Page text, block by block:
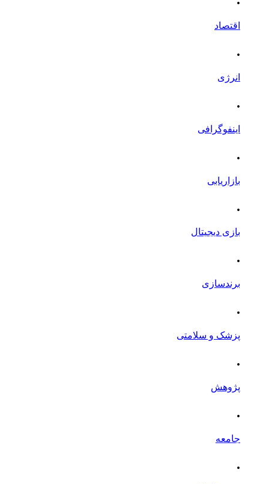
اقتصاد
.
انرژی
.
اینفوگرافی
.
بازاریابی
.
بازی دیجیتال
.
برندسازی
.
پزشک و سلامتی
.
پژوهش
.
جامعه
.